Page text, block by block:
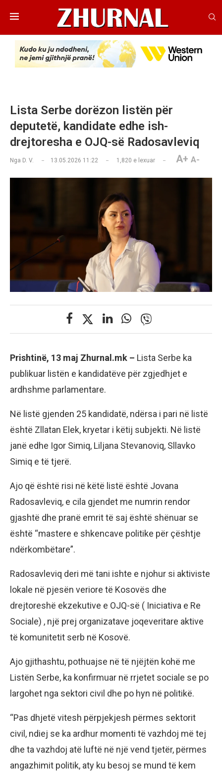
Lista Serbe dorëzon listën për
deputetë, kandidate edhe ish-
drejtoresha e OJQ-së Radosavleviq
Nga D. V. 13.05.2026 11:22 1,820 e lexuar A+ A-
Prishtinë, 13 maj Zhurnal.mk – Lista Serbe ka
publikuar listën e kandidatëve për zgjedhjet e
ardhshme parlamentare.
Në listë gjenden 25 kandidatë, ndërsa i pari në listë
është Zllatan Elek, kryetar i këtij subjekti. Në listë
janë edhe Igor Simiq, Liljana Stevanoviq, Sllavko
Simiq e të tjerë.
Ajo që është risi në këtë listë është Jovana
Radosavleviq, e cila gjendet me numrin rendor
gjashtë dhe pranë emrit të saj është shënuar se
është “mastere e shkencave politike për çështje
ndërkombëtare”.
Radosavleviq deri më tani ishte e njohur si aktiviste
lokale në pjesën veriore të Kosovës dhe
drejtoreshë ekzekutive e OJQ-së ( Iniciativa e Re
Sociale) , një prej organizatave joqeveritare aktive
të komunitetit serb në Kosovë.
Ajo gjithashtu, pothuajse në të njëjtën kohë me
Listën Serbe, ka konfirmuar në rrjetet sociale se po
largohet nga sektori civil dhe po hyn në politikë.
“Pas dhjetë vitesh përpjekjesh përmes sektorit
civil, ndiej se ka ardhur momenti të vazhdoj më tej
dhe ta vazhdoj atë luftë në një vend tjetër, përmes
angazhimit politik, aty ku besoj se mund të kem